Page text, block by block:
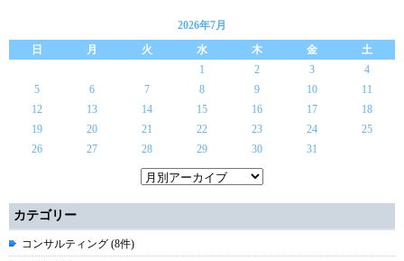
2026年7月
日
月 火 水 木 金
土
1
2 3
4
5
6 7 8 9 10
11
12
13 14 15 16 17
18
19
20 21 22 23 24
25
26
27 28 29 30 31
カテゴリー
コンサルティング (8件)